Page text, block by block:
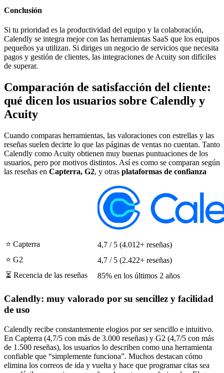
Conclusión
Si tu prioridad es la productividad del equipo y la colaboración,
Calendly se integra mejor con las herramientas SaaS que los equipos
pequeños ya utilizan. Si diriges un negocio de servicios que necesita
pagos y gestión de clientes, las integraciones de Acuity son difíciles
de superar.
Comparación de satisfacción del cliente:
qué dicen los usuarios sobre Calendly y
Acuity
Cuando comparas herramientas, las valoraciones con estrellas y las
reseñas suelen decirte lo que las páginas de ventas no cuentan. Tanto
Calendly como Acuity obtienen muy buenas puntuaciones de los
usuarios, pero por motivos distintos. Así es como se comparan según
las reseñas en Capterra, G2, y otras plataformas de confianza
⭐️ Capterra
4,7 / 5 (4.012+ reseñas)
⭐️ G2
4,7 / 5 (2.422+ reseñas)
⏳ Recencia de las reseñas
85% en los últimos 2 años
Calendly: muy valorado por su sencillez y facilidad
de uso
Calendly recibe constantemente elogios por ser sencillo e intuitivo.
En Capterra (4,7/5 con más de 3.000 reseñas) y G2 (4,7/5 con más
de 1.500 reseñas), los usuarios lo describen como una herramienta
confiable que “simplemente funciona”. Muchos destacan cómo
elimina los correos de ida y vuelta y hace que programar citas sea